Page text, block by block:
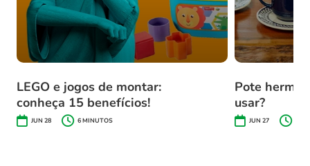
LEGO e jogos de montar:
conheça 15 benefícios!
JUN 28 6MINUTOS
Pote
usar?
JUN 27